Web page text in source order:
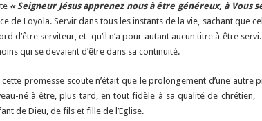
« Seigneur Jésus apprenez nous à être généreux, à Vous
de Loyola. Servir dans tous les instants de la vie, sachant que
d’être serviteur, et qu’il n’a pour autant aucun titre à être
qui se devaient d’être dans sa continuité.
cette promesse scoute n’était que le prolongement d’une
né à être, plus tard, en tout fidèle à sa qualité de chrétien,
de Dieu, de fils et fille de l’Eglise.